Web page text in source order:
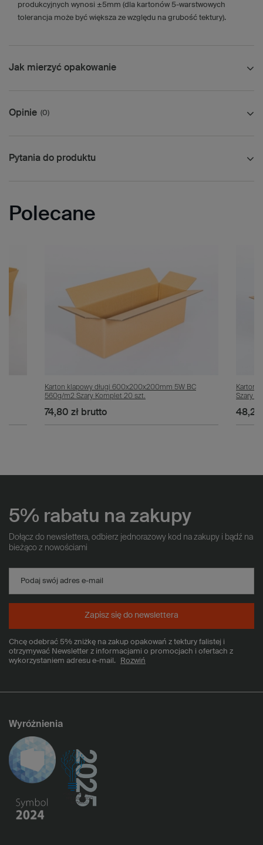
produkcyjnych wynosi ±5mm (dla kartonów 5-warstwowych
tolerancja może być większa ze względu na grubość tektury).
Jak mierzyć opakowanie
Opinie (0)
Pytania do produktu
Polecane
Karton klapowy długi 600x200x200mm 5W BC
560g/m2 Szary Komplet 20 szt.
74,80 złbrutto
Karton
Szary
48,20
5% rabatu na zakupy
Dołącz do newslettera, odbierz jednorazowy kod na zakupy i bądź na
bieżąco z nowościami
Podaj swój adres e-mail
Chcę odebrać 5% zniżkę na zakup opakowań z tektury falistej i
otrzymywać Newsletter z informacjami o promocjach i ofertach z
wykorzystaniem adresu e-mail.
Rozwiń
Zapisz się do newslettera
Wyróżnienia